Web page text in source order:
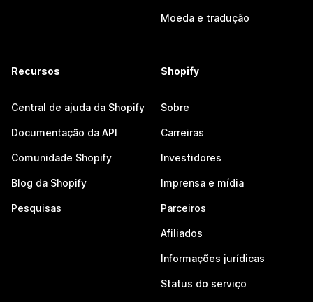
Moeda e tradução
Recursos
Central de ajuda da Shopify
Documentação da API
Comunidade Shopify
Blog da Shopify
Pesquisas
Shopify
Sobre
Carreiras
Investidores
Imprensa e mídia
Parceiros
Afiliados
Informações jurídicas
Status do serviço